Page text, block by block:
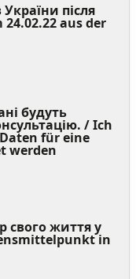
України після
aus der
будуть
/ Ich
für eine
werden
свого життя у
in